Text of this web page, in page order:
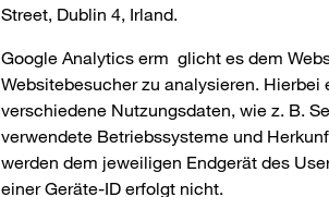
Street, Dublin 4, Irland.
Google Analytics erm glicht es dem
Websitebesucher zu analysieren. Hierbei
verschiedene Nutzungsdaten, wie z. B.
verwendete Betriebssysteme und
werden dem jeweiligen Endgerät des
einer Geräte-ID erfolgt nicht.